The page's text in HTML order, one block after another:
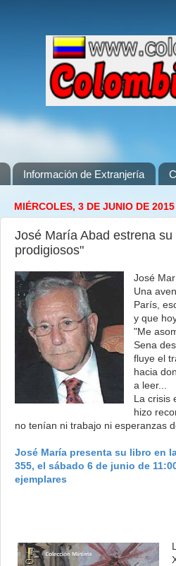
Información de Extranjería
MIÉRCOLES, 3 DE JUNIO DE 2015
José María Abad estrena
prodigiosos"
José
Una
París,
y que
"Me
Sena
fluye el
hacia
a leer...
La crisis
hizo
no tenían ni trabajo ni esperanzas
José María presenta su libro en
355, el sábado 6 de junio de
ejemplares